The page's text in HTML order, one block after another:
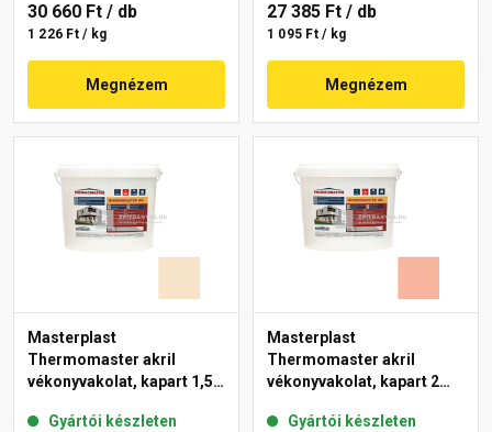
30 660 Ft / db
1 226 Ft / kg
Megnézem
27 385 Ft / db
1 095 Ft / kg
Megnézem
Masterplast
Thermomaster akril
vékonyvakolat, kapart 1,5
Gyártói készleten
Masterplast
Thermomaster akril
vékonyvakolat, kapart 2
Gyártói készleten